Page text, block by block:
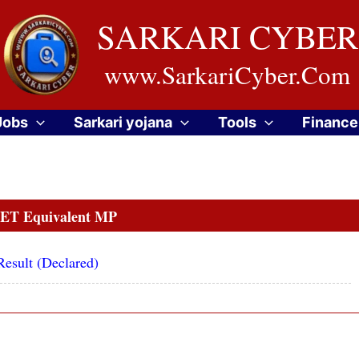
SARKARI CYBER
www.SarkariCyber.Com
Sarkari yojana Tools Finance
Equivalent MP
(Declared)